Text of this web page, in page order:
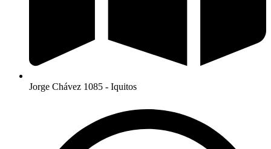
Jorge Chávez 1085 - Iquitos